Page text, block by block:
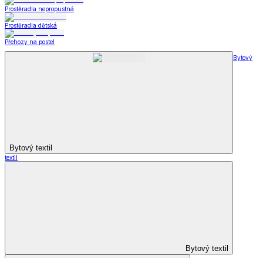
Prostěradla nepropustná
Prostěradla dětská
Přehozy na postel
Bytový textil
Bytový
textil
Bytový textil